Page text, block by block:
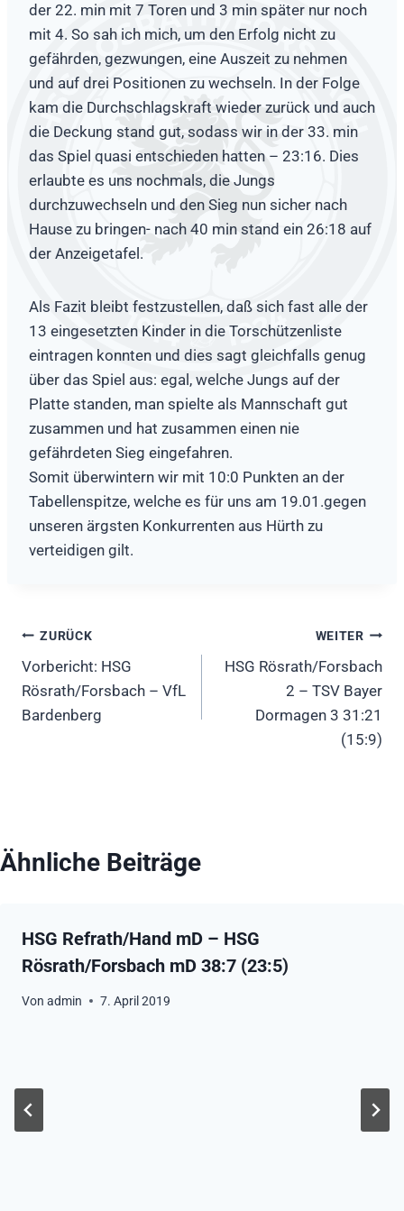
der 22. min mit 7 Toren und 3 min später nur noch
mit 4. So sah ich mich, um den Erfolg nicht zu
gefährden, gezwungen, eine Auszeit zu nehmen
und auf drei Positionen zu wechseln. In der Folge
kam die Durchschlagskraft wieder zurück und auch
die Deckung stand gut, sodass wir in der 33. min
das Spiel quasi entschieden hatten – 23:16. Dies
erlaubte es uns nochmals, die Jungs
durchzuwechseln und den Sieg nun sicher nach
Hause zu bringen- nach 40 min stand ein 26:18 auf
der Anzeigetafel.
Als Fazit bleibt festzustellen, daß sich fast alle der
13 eingesetzten Kinder in die Torschützenliste
eintragen konnten und dies sagt gleichfalls genug
über das Spiel aus: egal, welche Jungs auf der
Platte standen, man spielte als Mannschaft gut
zusammen und hat zusammen einen nie
gefährdeten Sieg eingefahren.
Somit überwintern wir mit 10:0 Punkten an der
Tabellenspitze, welche es für uns am 19.01.gegen
unseren ärgsten Konkurrenten aus Hürth zu
verteidigen gilt.
Beitragsnavigation
ZURÜCK
Vorbericht: HSG
Rösrath/Forsbach – VfL
Bardenberg
WEITER
HSG Rösrath/Forsbach
2 – TSV Bayer
Dormagen 3 31:21
(15:9)
Ähnliche Beiträge
HSG Refrath/Hand mD – HSG
Rösrath/Forsbach mD 38:7 (23:5)
Von admin 7. April 2019